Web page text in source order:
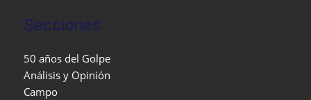
Secciones
50 años del Golpe
Análisis y Opinión
Campo